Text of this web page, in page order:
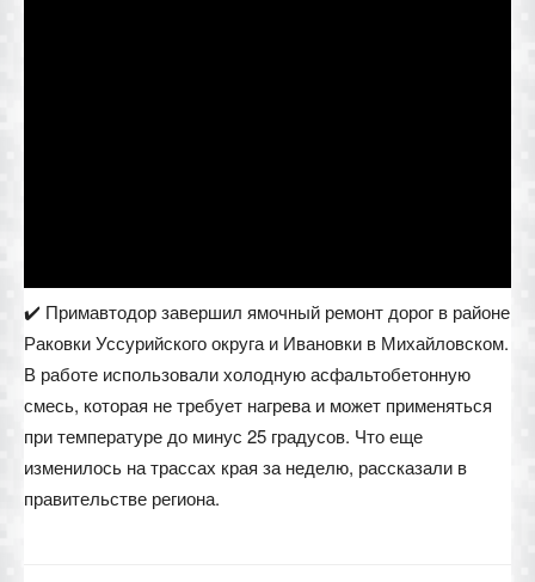
✔️ Примавтодор завершил ямочный ремонт дорог в районе
Раковки Уссурийского округа и Ивановки в Михайловском.
В работе использовали холодную асфальтобетонную
смесь, которая не требует нагрева и может применяться
при температуре до минус 25 градусов. Что еще
изменилось на трассах края за неделю, рассказали в
правительстве региона.